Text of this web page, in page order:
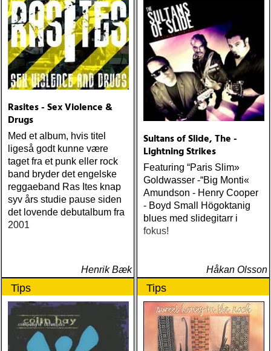
Rasites - Sex Violence &
Drugs
Med et album, hvis titel
ligeså godt kunne være
taget fra et punk eller rock
band bryder det engelske
reggaeband Ras Ites knap
syv års studie pause siden
det lovende debutalbum fra
2001
Henrik Bæk
Sultans of Slide, The -
Lightning Strikes
Featuring “Paris Slim»
Goldwasser -“Big Monti«
Amundson - Henry Cooper
- Boyd Small Högoktanig
blues med slidegitarr i
fokus!
Håkan Olsson
Tips Tips